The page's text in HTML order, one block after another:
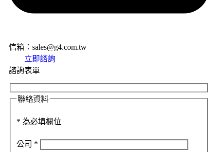
信箱：sales@g4.com.tw
立即諮詢
諮詢表單
聯絡資料
* 為必填欄位
公司 *